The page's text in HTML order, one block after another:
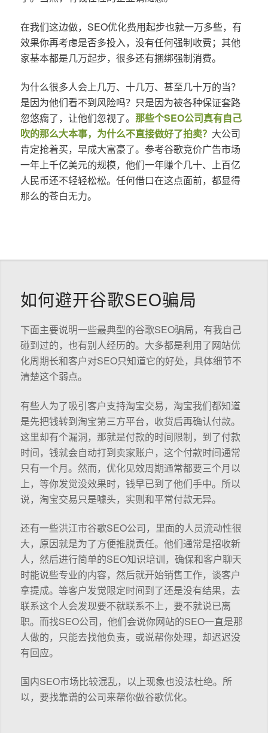
在我们这边做，SEO优化费用起步也就一万多些，有
效果你再考虑是否多投入，没有任何强制收费；其他
家基本都是几万起步，很多还有捆绑强制消费。
为什么很多人会上几万、十几万、甚至几十万的当？
是因为他们看不到风险吗？只是因为被各种保证套路
忽悠瘸了，让他们忽视了。 那些个SEO公司真有自己
吹的那么大本事，为什么不直接做好了拍卖？ 大公司
肯定抢着买，早成大富豪了。参考谷歌竞价广告市场
一年上千亿美元的规模，他们一年赚个几十、上百亿
人民币还不轻轻松松。任何借口在这点面前，都显得
那么的苍白无力。
如何避开谷歌SEO骗局
下面主要说明一些最典型的谷歌SEO骗局，有我自己
碰到过的，也有别人经历的。大多都是利用了网站优
化周期长和客户对SEO只知道它的好处，具体细节不
清楚这个弱点。
有些人为了吸引客户支持淘宝交易，淘宝我们都知道
是先把钱转到淘宝第三方平台，收货后再确认付款。
这里却有个漏洞，那就是付款的时间限制，到了付款
时间，钱就会自动打到卖家账户，这个付款时间通常
只有一个月。然而，优化见效周期通常都要三个月以
上，等你发觉没效果时，钱早已到了他们手中。所以
说，淘宝交易只是噱头，实则和平常付款无异。
还有一些洪江市谷歌SEO公司，里面的人员流动性很
大，原因就是为了方便推脱责任。他们通常是招收新
人，然后进行简单的SEO知识培训，确保和客户聊天
时能说些专业的内容，然后就开始销售工作，谈客户
拿提成。等客户发觉限定时间到了还是没有结果，去
联系这个人会发现要不就联系不上，要不就说已离
职。而找SEO公司，他们会说你网站的SEO一直是那
人做的，只能去找他负责，或说帮你处理，却迟迟没
有回应。
国内SEO市场比较混乱，以上现象也没法杜绝。所
以，要找靠谱的公司来帮你做谷歌优化。